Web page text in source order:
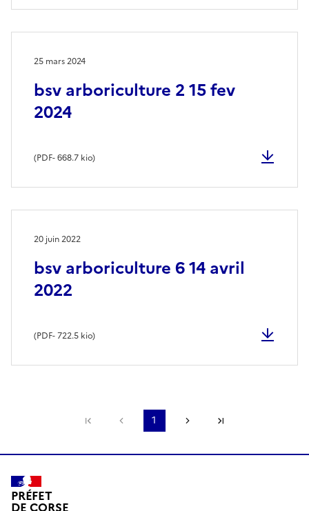
bsv arboriculture 2 15 fev
2024
25 mars 2024
(PDF- 668.7 kio)
bsv arboriculture 6 14 avril
2022
20 juin 2022
(PDF- 722.5 kio)
Première pagePage précédente
1 Page suivante
PRÉFET